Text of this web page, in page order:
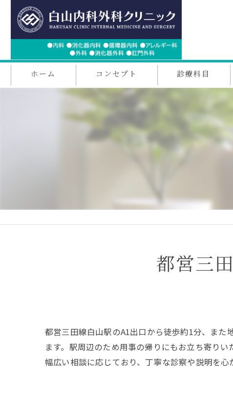
ホーム コンセプト 診療科目
都営三
都営三田線白山駅のA1出口から徒歩約1分、ま
ます。駅周辺のため用事の帰りにもお立ち寄り
幅広い相談に応じており、丁寧な診察や説明を心